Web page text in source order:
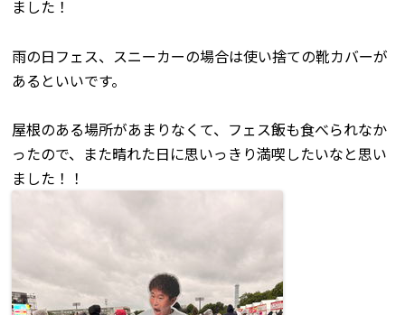
ました！
雨の日フェス、スニーカーの場合は使い捨ての靴カバーが
あるといいです。
屋根のある場所があまりなくて、フェス飯も食べられなか
ったので、また晴れた日に思いっきり満喫したいなと思い
ました！！